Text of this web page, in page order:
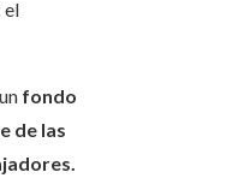
el
fondo
de las